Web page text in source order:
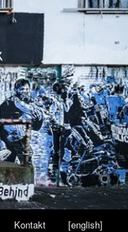
Kontakt [english]